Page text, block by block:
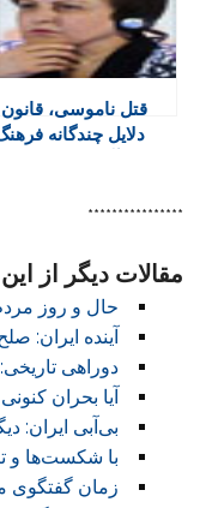
قتل ناموسی،
دلایل چندگانه
****************
مقالات دیگر از
حال و روز
آینده ایران:
دوراهی
آیا بحران
بی‌آبی ایران:
با شکست‌ها و
زمان